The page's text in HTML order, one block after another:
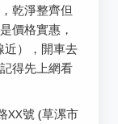
乾淨整齊但
價格實惠，
），開車去
得先上網看
XX號 (草漯市